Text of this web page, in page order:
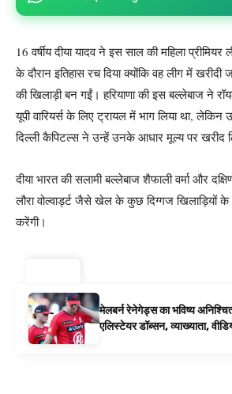
16 वर्षीय दीया यादव ने इस साल की महिला प्रीमियर
के दौरान इतिहास रच दिया क्योंकि वह लीग में
की खिलाड़ी बन गईं। हरियाणा की इस बल्लेबाज ने
यूपी वारियर्स के लिए ट्रायल में भाग लिया था, लेकिन
दिल्ली कैपिटल्स ने उन्हें उनके आधार मूल्य पर खरीद
दीया भारत की सलामी बल्लेबाज शैफाली वर्मा और
लौरा वोल्वार्ड्ट जैसे खेल के कुछ दिग्गज खिलाड़ियों
करेंगी।
मेलबर्न रेनेगेड्स का भविष्य
एलिस्टेयर डॉब्सन, व्याख्याता,